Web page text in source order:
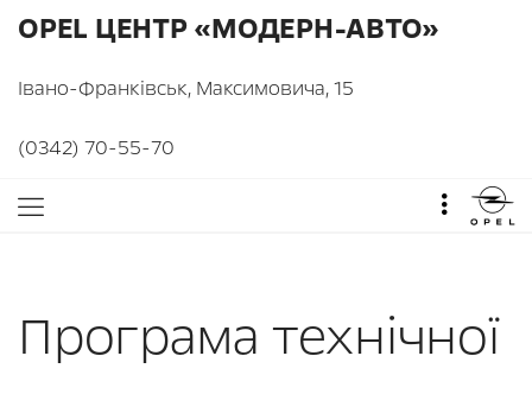
OPEL ЦЕНТР «МОДЕРН-АВТО»
Івано-Франківськ, Максимовича, 15
(0342) 70-55-70
Програма технічної